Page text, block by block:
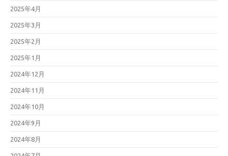
2025年4月
2025年3月
2025年2月
2025年1月
2024年12月
2024年11月
2024年10月
2024年9月
2024年8月